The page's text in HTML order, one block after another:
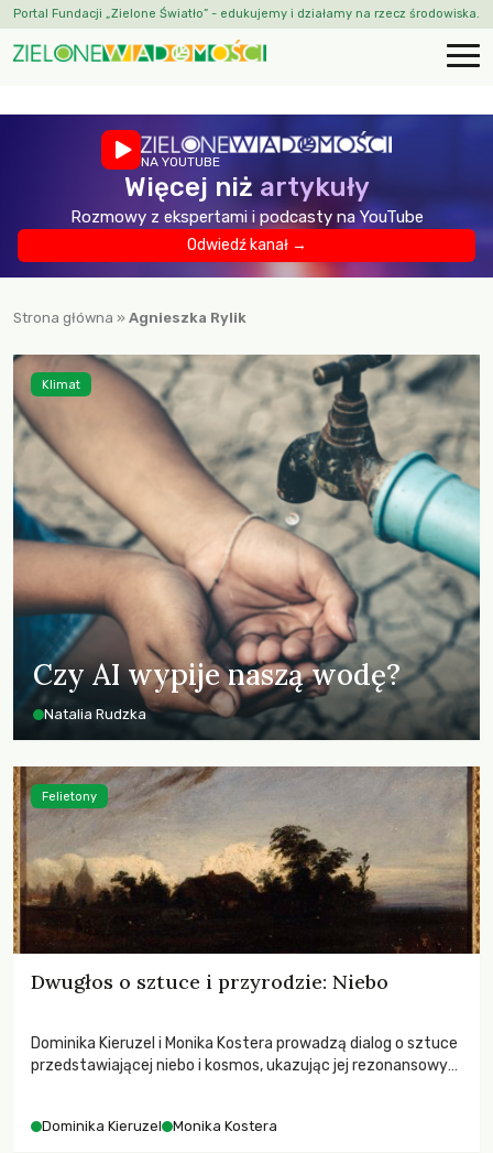
Portal Fundacji „Zielone Światło” - edukujemy i działamy na rzecz środowiska.
NA YOUTUBE
Więcej niż artykuły
Rozmowy z ekspertami i podcasty na YouTube
Odwiedź kanał →
Strona główna » Agnieszka Rylik
Czy AI wypije naszą wodę?
Natalia Rudzka
Klimat
Dwugłos o sztuce i przyrodzie: Niebo
Dominika Kieruzel i Monika Kostera prowadzą dialog o sztuce
przedstawiającej niebo i kosmos, ukazując jej rezonansowy
Dominika Kieruzel Monika Kostera
Felietony